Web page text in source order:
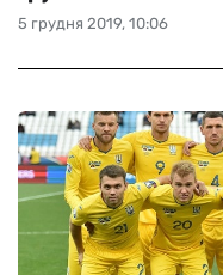
5 грудня 2019, 10:06